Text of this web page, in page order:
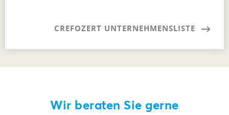
CREFOZERT UNTERNEHMENSLISTE
Wir beraten Sie gerne